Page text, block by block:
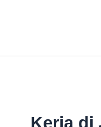
Kerja di